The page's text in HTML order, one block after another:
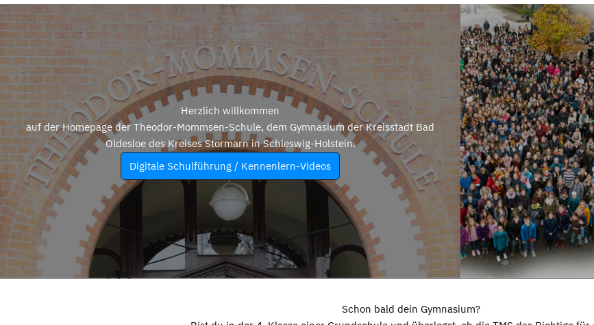
Herzlich willkommen
auf der Homepage der Theodor-Mommsen-Schule, dem Gymnasium der Kreisstadt Bad
Oldesloe des Kreises Stormarn in Schleswig-Holstein.
Digitale Schulführung / Kennenlern-Videos
eigentlichen Inhalt zuzugreifen, klicken Sie auf die Schaltfläche
Bitte beachten Sie, dass dabei Daten an Drittanbieter
Schon bald dein Gymnasium?